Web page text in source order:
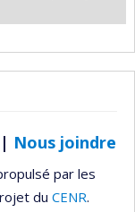
| Nous joindre
par les
du CENR.